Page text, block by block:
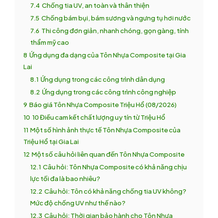
7.4 Chống tia UV, an toàn và thân thiện
7.5 Chống bám bụi, bám sương và ngưng tụ hơi nước
7.6 Thi công đơn giản, nhanh chóng, gọn gàng, tính
thẩm mỹ cao
8 Ứng dụng đa dạng của Tôn Nhựa Composite tại Gia
Lai
8.1 Ứng dụng trong các công trình dân dụng
8.2 Ứng dụng trong các công trình công nghiệp
9 Báo giá Tôn Nhựa Composite Triệu Hổ (08/2026)
10 10 Điều cam kết chất lượng uy tín từ Triệu Hổ
11 Một số hình ảnh thực tế Tôn Nhựa Composite của
Triệu Hổ tại Gia Lai
12 Một số câu hỏi liên quan đến Tôn Nhựa Composite
12.1 Câu hỏi: Tôn Nhựa Composite có khả năng chịu
lực tối đa là bao nhiêu?
12.2 Câu hỏi: Tôn có khả năng chống tia UV không?
Mức độ chống UV như thế nào?
12.3 Câu hỏi: Thời gian bảo hành cho Tôn Nhựa